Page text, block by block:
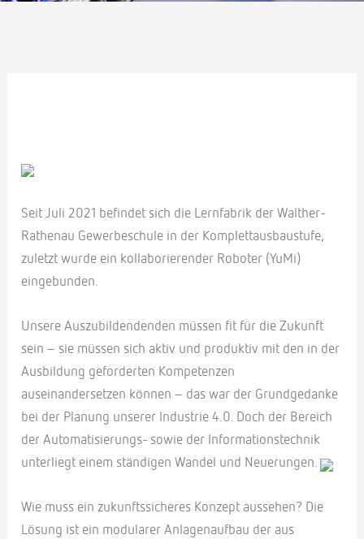
Seit Juli 2021 befindet sich die Lernfabrik der Walther-
Rathenau Gewerbeschule in der Komplettausbaustufe,
zuletzt wurde ein kollaborierender Roboter (YuMi)
eingebunden.
Unsere Auszubildendenden müssen fit für die Zukunft
sein – sie müssen sich aktiv und produktiv mit den in der
Ausbildung geforderten Kompetenzen
auseinandersetzen können – das war der Grundgedanke
bei der Planung unserer Industrie 4.0. Doch der Bereich
der Automatisierungs- sowie der Informationstechnik
unterliegt einem ständigen Wandel und Neuerungen.
Wie muss ein zukunftssicheres Konzept aussehen? Die
Lösung ist ein modularer Anlagenaufbau der aus